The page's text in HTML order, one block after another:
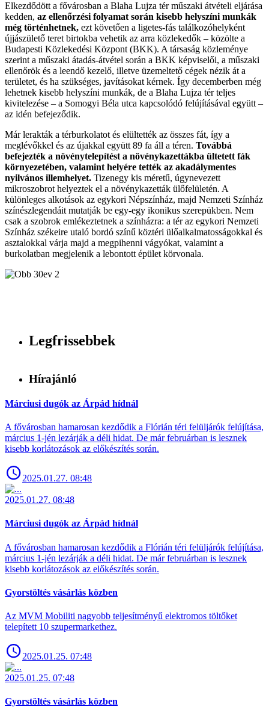
Elkezdődött a fővárosban a Blaha Lujza tér műszaki átvételi eljárása
kedden, az ellenőrzési folyamat során kisebb helyszíni munkák
még történhetnek, ezt követően a ligetes-fás találkozóhelyként
újjászülető teret birtokba vehetik az arra közlekedők – közölte a
Budapesti Közlekedési Központ (BKK). A társaság közleménye
szerint a műszaki átadás-átvétel során a BKK képviselői, a műszaki
ellenőrök és a leendő kezelő, illetve üzemeltető cégek nézik át a
területet, és ha szükséges, javításokat kérnek. Így decemberben még
lehetnek kisebb helyszíni munkák, de a Blaha Lujza tér teljes
kivitelezése – a Somogyi Béla utca kapcsolódó felújításával együtt –
az idén befejeződik.
Már lerakták a térburkolatot és elültették az összes fát, így a
meglévőkkel és az újakkal együtt 89 fa áll a téren. Továbbá
befejezték a növénytelepítést a növénykazettákba ültetett fák
környezetében, valamint helyére tették az akadálymentes
nyilvános illemhelyet. Tizenegy kis méretű, úgynevezett
mikroszobrot helyeztek el a növénykazetták ülőfelületén. A
különleges alkotások az egykori Népszínház, majd Nemzeti Színház
színészlegendáit mutatják be egy-egy ikonikus szerepükben. Nem
csak a szobrok emlékeztetnek a színházra: a tér az egykori Nemzeti
Színház székeire utaló bordó színű köztéri ülőalkalmatosságokkal és
asztalokkal várja majd a megpihenni vágyókat, valamint a
burkolatban megjelenik a lebontott épület körvonala.
Legfrissebbek
Hírajánló
Márciusi dugók az Árpád hídnál
A fővárosban hamarosan kezdődik a Flórián téri felüljárók felújítása,
március 1-jén lezárják a déli hidat. De már februárban is lesznek
kisebb korlátozások az előkészítés során.
2025.01.27. 08:48
2025.01.27. 08:48
Márciusi dugók az Árpád hídnál
A fővárosban hamarosan kezdődik a Flórián téri felüljárók felújítása,
március 1-jén lezárják a déli hidat. De már februárban is lesznek
kisebb korlátozások az előkészítés során.
Gyorstöltés vásárlás közben
Az MVM Mobiliti nagyobb teljesítményű elektromos töltőket
telepített 10 szupermarkethez.
2025.01.25. 07:48
2025.01.25. 07:48
Gyorstöltés vásárlás közben